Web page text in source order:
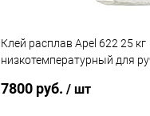
Клей расплав Apel 622 25 кг
низкотемпературный для
7800 руб. / шт